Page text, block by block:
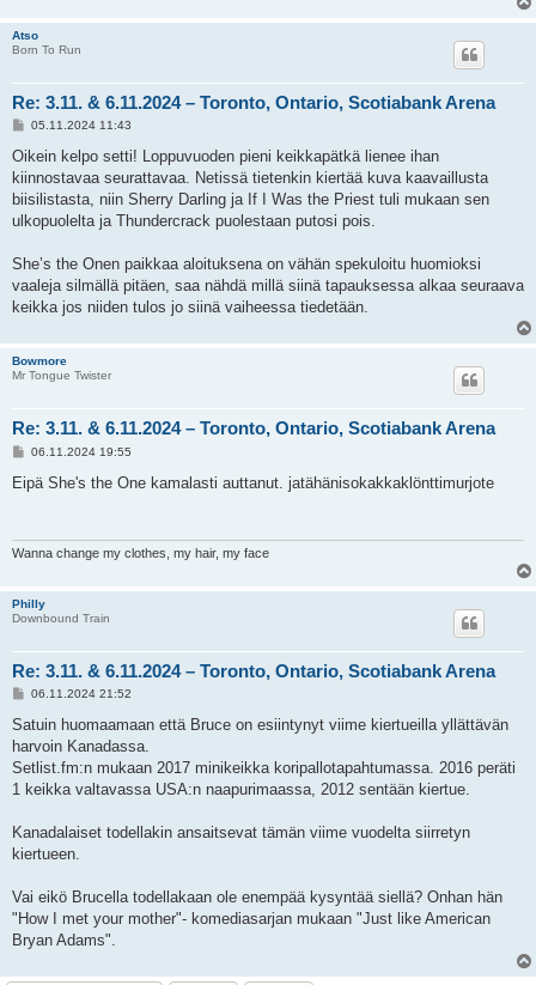
Atso
Born To Run
Re: 3.11. & 6.11.2024 – Toronto, Ontario, Scotiabank Arena
V
e
t
i
05.11.2024 11:43
Oikein kelpo setti! Loppuvuoden pieni keikkapätkä lienee ihan
kiinnostavaa seurattavaa. Netissä tietenkin kiertää kuva kaavaillusta
biisilistasta, niin Sherry Darling ja If I Was the Priest tuli mukaan sen
ulkopuolelta ja Thundercrack puolestaan putosi pois.
She’s the Onen paikkaa aloituksena on vähän spekuloitu huomioksi
vaaleja silmällä pitäen, saa nähdä millä siinä tapauksessa alkaa seuraava
keikka jos niiden tulos jo siinä vaiheessa tiedetään.
Bowmore
Mr Tongue Twister
Re: 3.11. & 6.11.2024 – Toronto, Ontario, Scotiabank Arena
V
e
s
06.11.2024 19:55
Eipä She's the One kamalasti auttanut. jatähänisokakkaklönttimurjote
Wanna change my clothes, my hair, my face
Philly
Downbound Train
Re: 3.11. & 6.11.2024 – Toronto, Ontario, Scotiabank Arena
V
e
t
i
06.11.2024 21:52
Satuin huomaamaan että Bruce on esiintynyt viime kiertueilla yllättävän
harvoin Kanadassa.
Setlist.fm:n mukaan 2017 minikeikka koripallotapahtumassa. 2016 peräti
1 keikka valtavassa USA:n naapurimaassa, 2012 sentään kiertue.
Kanadalaiset todellakin ansaitsevat tämän viime vuodelta siirretyn
kiertueen.
Vai eikö Brucella todellakaan ole enempää kysyntää siellä? Onhan hän
"How I met your mother"- komediasarjan mukaan "Just like American
Bryan Adams".